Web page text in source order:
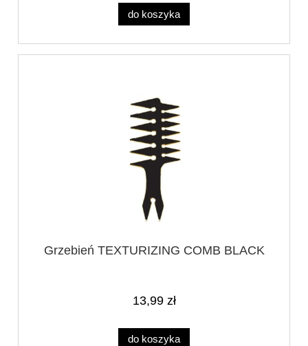
do koszyka
Grzebień TEXTURIZING COMB BLACK
13,99 zł
do koszyka